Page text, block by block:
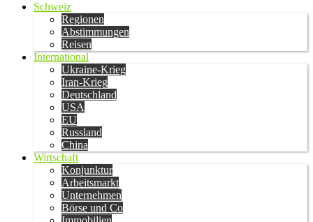
Schweiz
Regionen
Abstimmungen
Reisen
International
Ukraine-Krieg
Iran-Krieg
Deutschland
USA
EU
Russland
China
Wirtschaft
Konjunktur
Arbeitsmarkt
Unternehmen
Börse und Co